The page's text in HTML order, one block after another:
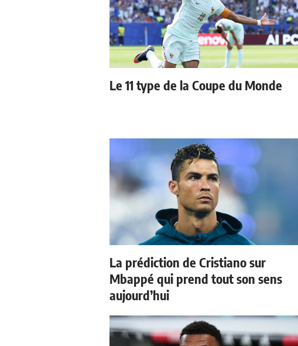
Le 11 type de la Coupe du Monde
La prédiction de Cristiano sur
Mbappé qui prend tout son sens
aujourd’hui